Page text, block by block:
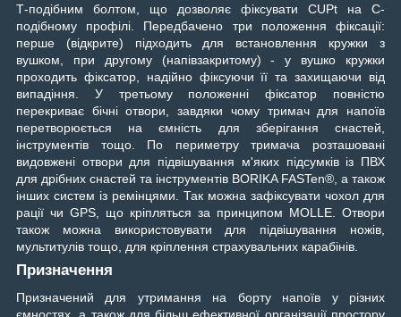
Т-подібним болтом, що дозволяє фіксувати CUPt на С-
подібному профілі. Передбачено три положення фіксації:
перше (відкрите) підходить для встановлення кружки з
вушком, при другому (напівзакритому) - у вушко кружки
проходить фіксатор, надійно фіксуючи її та захищаючи від
випадіння. У третьому положенні фіксатор повністю
перекриває бічні отвори, завдяки чому тримач для напоїв
перетворюється на ємність для зберігання снастей,
інструментів тощо. По периметру тримача розташовані
видовжені отвори для підвішування м'яких підсумків із ПВХ
для дрібних снастей та інструментів BORIKA FASTen®, а також
інших систем із ремінцями. Так можна зафіксувати чохол для
рації чи GPS, що кріпляться за принципом MOLLE. Отвори
також можна використовувати для підвішування ножів,
мультитулів тощо, для кріплення страхувальних карабінів.
Призначення
Призначений для утримання на борту напоїв у різних
ємностях, а також для більш ефективної організації простору